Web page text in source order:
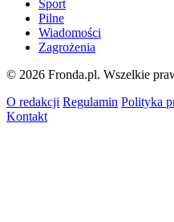
Sport
Pilne
Wiadomości
Zagrożenia
© 2026 Fronda.pl. Wszelkie
O redakcji Regulamin Polityka
Kontakt